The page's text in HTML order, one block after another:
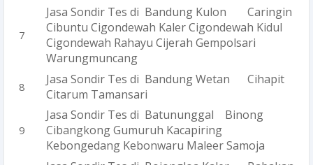
Jasa Sondir Tes di Bandung Kulon
Caringin
Cibuntu Cigondewah Kaler Cigondewah Kidul
Cigondewah Rahayu Cijerah Gempolsari
Warungmuncang
Jasa Sondir Tes di Bandung Wetan
Cihapit
Citarum Tamansari
Jasa Sondir Tes di Batununggal
Binong
Cibangkong Gumuruh Kacapiring
Kebongedang Kebonwaru Maleer Samoja